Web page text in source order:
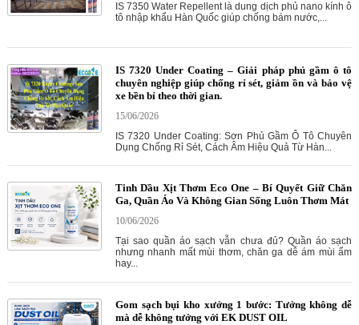
IS 7350 Water Repellent là dung dịch phủ nano kính ô
tô nhập khẩu Hàn Quốc giúp chống bám nước,...
IS 7320 Under Coating – Giải pháp phủ gầm ô tô
chuyên nghiệp giúp chống rỉ sét, giảm ồn và bảo vệ
xe bền bỉ theo thời gian.
15/06/2026
IS 7320 Under Coating: Sơn Phủ Gầm Ô Tô Chuyên
Dụng Chống Rỉ Sét, Cách Âm Hiệu Quả Từ Hàn...
Tinh Dầu Xịt Thơm Eco One – Bí Quyết Giữ Chăn
Ga, Quần Áo Và Không Gian Sống Luôn Thơm Mát
10/06/2026
Tại sao quần áo sạch vẫn chưa đủ? Quần áo sạch
nhưng nhanh mất mùi thơm, chăn ga dễ ám mùi ẩm
hay...
Gom sạch bụi kho xưởng 1 bước: Tưởng không dễ
mà dễ không tưởng với EK DUST OIL